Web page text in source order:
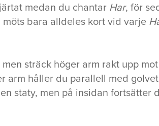
medan du chantar Har, för
bara alldeles kort vid varje
sträck höger arm rakt upp
arm håller du parallell med
staty, men på insidan fortsätter